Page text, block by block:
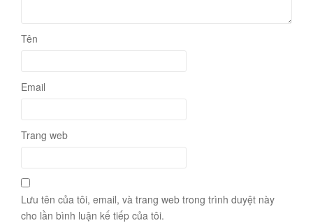
Tên
Email
Trang web
Lưu tên của tôi, email, và trang web trong trình duyệt này
cho lần bình luận kế tiếp của tôi.